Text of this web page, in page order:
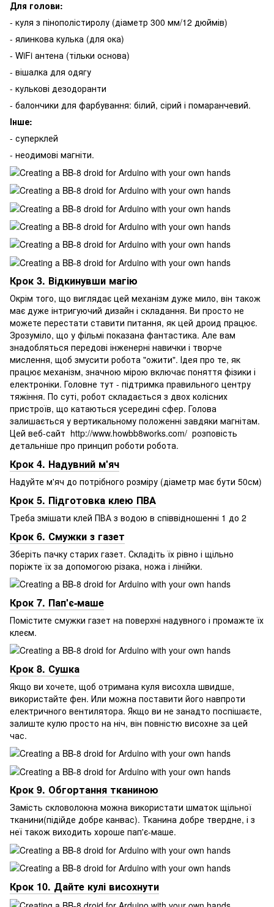
Для голови:
- куля з пінополістиролу (діаметр 300 мм/12 дюймів)
- ялинкова кулька (для ока)
- WiFi антена (тільки основа)
- вішалка для одягу
- кулькові дезодоранти
- балончики для фарбування: білий, сірий і помаранчевий.
Інше:
- суперклей
- неодимові магніти.
Крок 3. Відкинувши магію
Окрім того, що виглядає цей механізм дуже мило, він також
має дуже інтригуючий дизайн і складання. Ви просто не
можете перестати ставити питання, як цей дроид працює.
Зрозуміло, що у фільмі показана фантастика. Але вам
знадобляться передові інженерні навички і творче
мислення, щоб змусити робота "ожити". Ідея про те, як
працює механізм, значною мірою включає поняття фізики і
електроніки. Головне тут - підтримка правильного центру
тяжіння. По суті, робот складається з двох колісних
пристроїв, що катаються усередині сфер. Голова
залишається у вертикальному положенні завдяки магнітам.
Цей веб-сайт http://www.howbb8works.com/ розповість
детальніше про принцип роботи робота.
Крок 4. Надувний м'яч
Надуйте м'яч до потрібного розміру (діаметр має бути 50см)
Крок 5. Підготовка клею ПВА
Треба змішати клей ПВА з водою в співвідношенні 1 до 2
Крок 6. Смужки з газет
Зберіть пачку старих газет. Складіть їх рівно і щільно
поріжте їх за допомогою різака, ножа і лінійки.
Крок 7. Пап'є-маше
Помістите смужки газет на поверхні надувного і промажте їх
клеєм.
Крок 8. Сушка
Якщо ви хочете, щоб отримана куля висохла швидше,
використайте фен. Или можна поставити його навпроти
електричного вентилятора. Якщо ви не занадто поспішаєте,
залиште кулю просто на ніч, він повністю висохне за цей
час.
Крок 9. Обгортання тканиною
Замість скловолокна можна використати шматок щільної
тканини(підійде добре канвас). Тканина добре твердне, і з
неї також виходить хороше пап'є-маше.
Крок 10. Дайте кулі висохнути